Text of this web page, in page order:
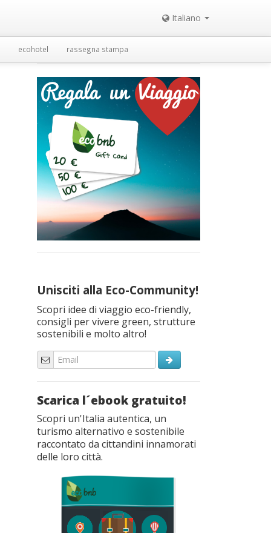
Italiano
ecohotel rassegna stampa
Unisciti alla Eco-Community!
Scopri idee di viaggio eco-friendly,
consigli per vivere green, strutture
sostenibili e molto altro!
Scarica l´ebook gratuito!
Scopri un'Italia autentica, un
turismo alternativo e sostenibile
raccontato da cittandini innamorati
delle loro città.